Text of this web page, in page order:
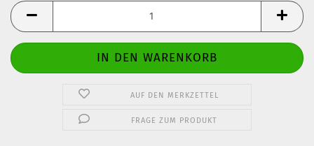
Ltr.
AUF DEN MERKZETTEL
FRAGE ZUM PRODUKT